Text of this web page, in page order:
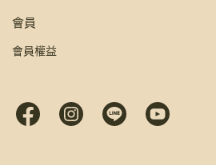
會員
會員權益